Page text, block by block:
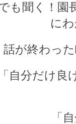
も聞く！園
に
話が終わっ
「自分だけ
「